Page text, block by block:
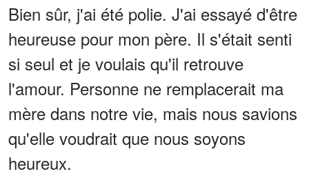
Bien sûr, j'ai été polie. J'ai essayé d'être
heureuse pour mon père. Il s'était senti
si seul et je voulais qu'il retrouve
l'amour. Personne ne remplacerait ma
mère dans notre vie, mais nous savions
qu'elle voudrait que nous soyons
heureux.